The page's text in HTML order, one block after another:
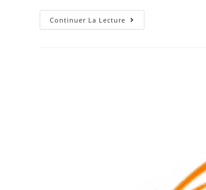
Continuer La Lecture EKO
Synergie